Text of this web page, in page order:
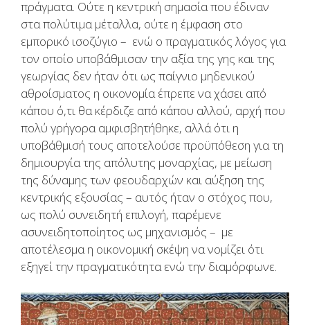
πράγματα. Ούτε η κεντρική σημασία που έδιναν
στα πολύτιμα μέταλλα, ούτε η έμφαση στο
εμπορικό ισοζύγιο – ενώ ο πραγματικός λόγος για
τον οποίο υποβάθμισαν την αξία της γης και της
γεωργίας δεν ήταν ότι ως παίγνιο μηδενικού
αθροίσματος η οικονομία έπρεπε να χάσει από
κάπου ό,τι θα κέρδιζε από κάπου αλλού, αρχή που
πολύ γρήγορα αμφισβητήθηκε, αλλά ότι η
υποβάθμισή τους αποτελούσε προϋπόθεση για τη
δημιουργία της απόλυτης μοναρχίας, με μείωση
της δύναμης των φεουδαρχών και αύξηση της
κεντρικής εξουσίας – αυτός ήταν ο στόχος που,
ως πολύ συνειδητή επιλογή, παρέμενε
ασυνειδητοποίητος ως μηχανισμός – με
αποτέλεσμα η οικονομική σκέψη να νομίζει ότι
εξηγεί την πραγματικότητα ενώ την διαμόρφωνε.